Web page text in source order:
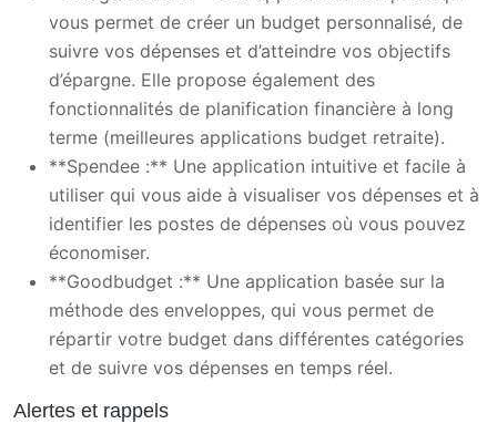
vous permet de créer un budget personnalisé, de
suivre vos dépenses et d’atteindre vos objectifs
d’épargne. Elle propose également des
fonctionnalités de planification financière à long
terme (meilleures applications budget retraite).
**Spendee :** Une application intuitive et facile à
utiliser qui vous aide à visualiser vos dépenses et à
identifier les postes de dépenses où vous pouvez
économiser.
**Goodbudget :** Une application basée sur la
méthode des enveloppes, qui vous permet de
répartir votre budget dans différentes catégories
et de suivre vos dépenses en temps réel.
Alertes et rappels